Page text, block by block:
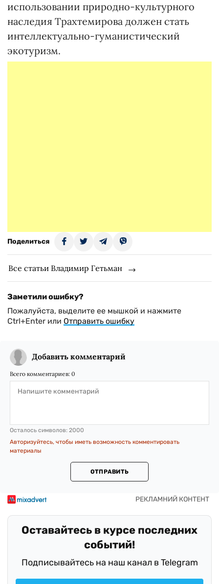
использовании природно-культурного
наследия Трахтемирова должен стать
интеллектуально-гуманистический
экотуризм.
Поделиться
Все статьи Владимир Гетьман
Заметили ошибку?
Пожалуйста, выделите ее мышкой и нажмите
Ctrl+Enter или Отправить ошибку
Добавить комментарий
Всего комментариев: 0
Осталось символов: 2000
Авторизуйтесь, чтобы иметь возможность комментировать
материалы
ОТПРАВИТЬ
Оставайтесь в курсе последних
событий!
Подписывайтесь на наш канал в Telegram